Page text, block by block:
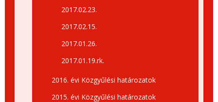
2017.02.23.
2017.02.15.
2017.01.26.
2017.01.19.rk.
2016. évi Közgyűlési határozatok
2015. évi Közgyűlési határozatok